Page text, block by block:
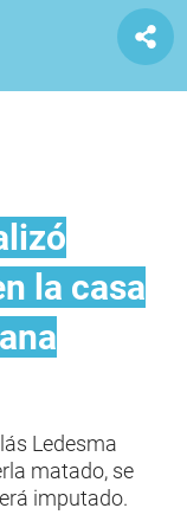
la casa
Ledesma
matado, se
imputado.